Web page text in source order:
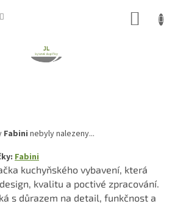
Fabini nebyly nalezeny...
Fabini
kuchyňského vybavení, která
kvalitu a poctivé zpracování.
s důrazem na detail, funkčnost a